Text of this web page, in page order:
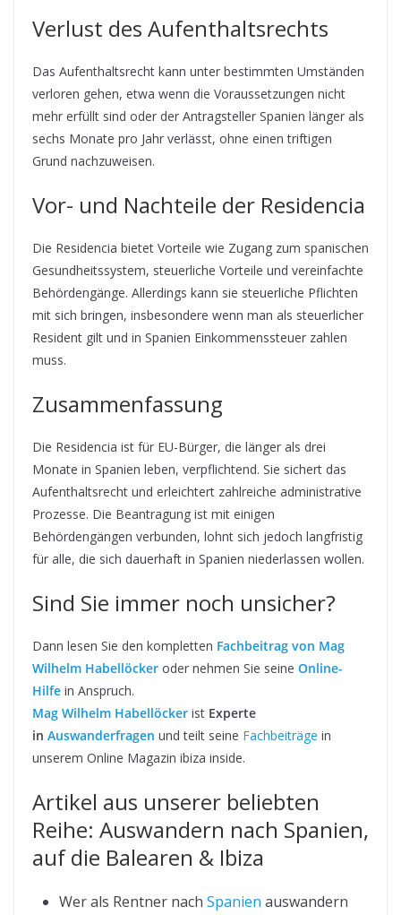
Verlust des Aufenthaltsrechts
Das Aufenthaltsrecht kann unter bestimmten Umständen
verloren gehen, etwa wenn die Voraussetzungen nicht
mehr erfüllt sind oder der Antragsteller Spanien länger als
sechs Monate pro Jahr verlässt, ohne einen triftigen
Grund nachzuweisen.
Vor- und Nachteile der Residencia
Die Residencia bietet Vorteile wie Zugang zum spanischen
Gesundheitssystem, steuerliche Vorteile und vereinfachte
Behördengänge. Allerdings kann sie steuerliche Pflichten
mit sich bringen, insbesondere wenn man als steuerlicher
Resident gilt und in Spanien Einkommenssteuer zahlen
muss.
Zusammenfassung
Die Residencia ist für EU-Bürger, die länger als drei
Monate in Spanien leben, verpflichtend. Sie sichert das
Aufenthaltsrecht und erleichtert zahlreiche administrative
Prozesse. Die Beantragung ist mit einigen
Behördengängen verbunden, lohnt sich jedoch langfristig
für alle, die sich dauerhaft in Spanien niederlassen wollen.
Sind Sie immer noch unsicher?
Dann lesen Sie den kompletten Fachbeitrag von Mag
Wilhelm Habellöcker oder nehmen Sie seine Online-
Hilfe in Anspruch.
Mag Wilhelm Habellöcker ist Experte
in Auswanderfragen und teilt seine Fachbeiträge in
unserem Online Magazin ibiza inside.
Artikel aus unserer beliebten
Reihe: Auswandern nach Spanien,
auf die Balearen & Ibiza
Wer als Rentner nach Spanien auswandern